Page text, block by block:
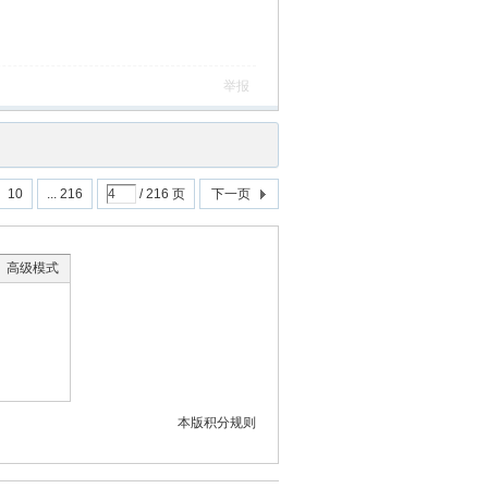
举报
10 ... 216 / 216 页 下一页
高级模式
本版积分规则